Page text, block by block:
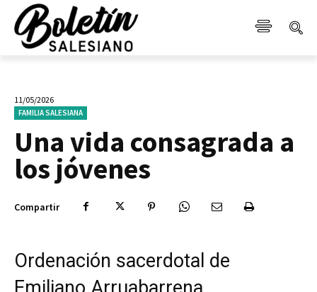
11/05/2026
FAMILIA SALESIANA
Una vida consagrada a
los jóvenes
Compartir
Ordenación sacerdotal de
Emiliano Arruabarrena.